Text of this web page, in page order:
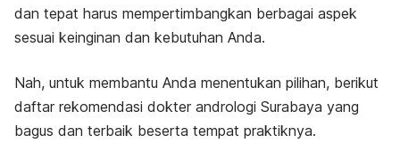
dan tepat harus mempertimbangkan berbagai aspek
sesuai keinginan dan kebutuhan Anda.
Nah, untuk membantu Anda menentukan pilihan, berikut
daftar rekomendasi dokter andrologi Surabaya yang
bagus dan terbaik beserta tempat praktiknya.